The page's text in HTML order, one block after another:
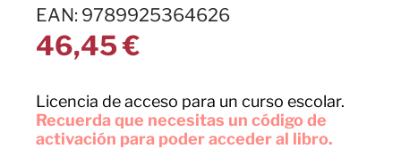
EAN: 9789925364626
46,45€
Licencia de acceso para un curso escolar.
Recuerda que necesitas un código de
activación para poder acceder al libro.